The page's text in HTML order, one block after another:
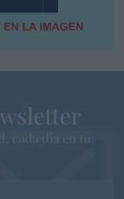
cada dia en tu